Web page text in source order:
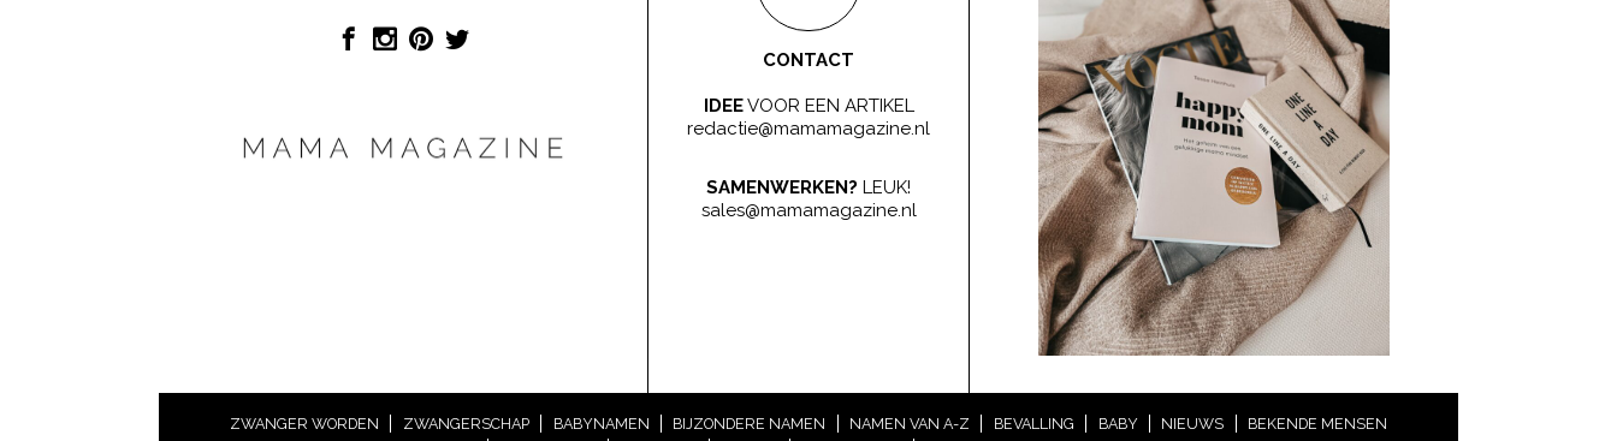
CONTACT
IDEEVOOR EEN ARTIKEL
redactie@mamamagazine.nl
SAMENWERKEN? LEUK!
sales@mamamagazine.nl
ZWANGER WORDEN ZWANGERSCHAP BABYNAMEN BIJZONDERE NAMEN NAMEN VAN A-Z BEVALLING BABY NIEUWS
BEKENDE MENSEN